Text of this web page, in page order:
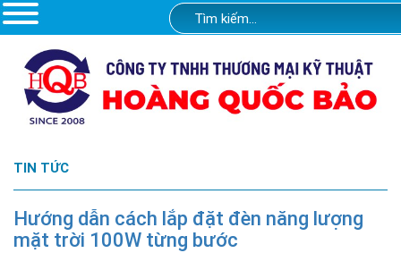
TIN TỨC
Hướng dẫn cách lắp đặt đèn năng lượng
mặt trời 100W từng bước